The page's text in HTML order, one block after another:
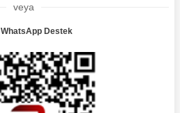
veya
WhatsApp Destek